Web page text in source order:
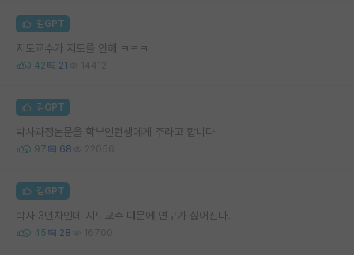
김GPT
지도교수가 지도를 안해 ㅋㅋㅋ
42 21 14412
김GPT
박사과정논문을 학부인턴생에게 주라고 합니다
97 68 22056
김GPT
박사 3년차인데 지도교수 때문에 연구가 싫어진다.
45 28 16700